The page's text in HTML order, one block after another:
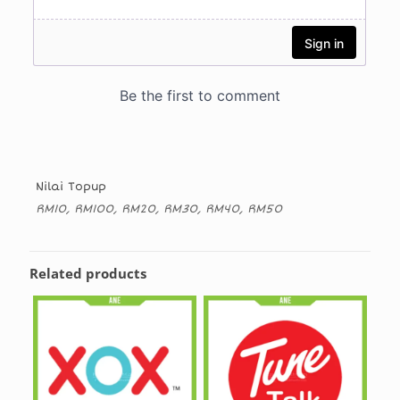
Nilai Topup
RM10, RM100, RM20, RM30, RM40, RM50
Related products